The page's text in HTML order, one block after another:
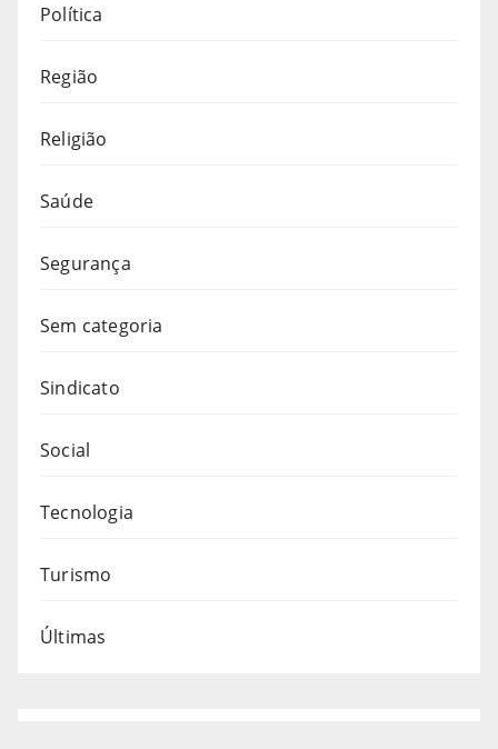
Política
Região
Religião
Saúde
Segurança
Sem categoria
Sindicato
Social
Tecnologia
Turismo
Últimas